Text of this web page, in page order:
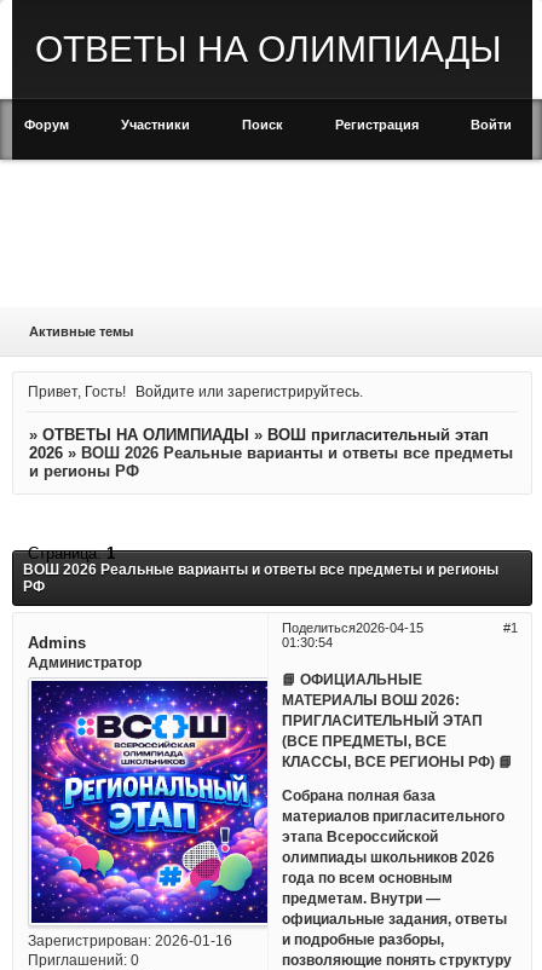
ОТВЕТЫ НА ОЛИМПИАДЫ
Форум Участники Поиск Регистрация Войти
Активные темы
Привет, Гость! Войдите илизарегистрируйтесь
» ОТВЕТЫ НА ОЛИМПИАДЫ » ВОШ пригласительный этап
2026 » ВОШ 2026 Реальные варианты и ответы все предметы
и регионы РФ
ВОШ 2026 Реальные варианты и ответы все предметы и регионы
РФ
Страница:1
Поделиться 1
2026-04-15
01:30:54
Admins
Администратор
Зарегистрирован: 2026-01-16
Приглашений:0
📘 ОФИЦИАЛЬНЫЕ
МАТЕРИАЛЫ ВОШ 2026:
ПРИГЛАСИТЕЛЬНЫЙ ЭТАП
(ВСЕ ПРЕДМЕТЫ, ВСЕ
КЛАССЫ, ВСЕ РЕГИОНЫ РФ) 📘
Собрана полная база
материалов пригласительного
этапа Всероссийской
олимпиады школьников 2026
года по всем основным
предметам. Внутри —
официальные задания, ответы
и подробные разборы,
позволяющие понять структуру